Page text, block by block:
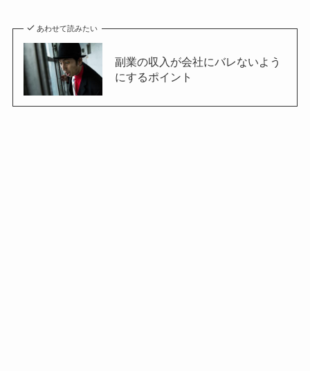
あわせて読みたい
副業の収入が会社にバレないよう
にするポイント